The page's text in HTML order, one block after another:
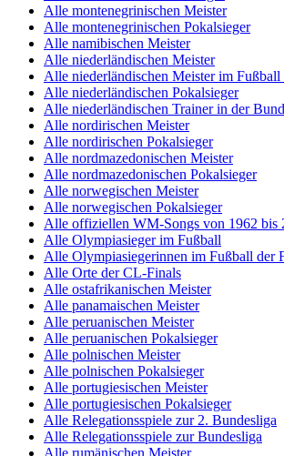
Alle montenegrinischen Meister
Alle montenegrinischen Pokalsieger
Alle namibischen Meister
Alle niederländischen Meister
Alle niederländischen Meister im Fußball
Alle niederländischen Pokalsieger
Alle niederländischen Trainer in der
Alle nordirischen Meister
Alle nordirischen Pokalsieger
Alle nordmazedonischen Meister
Alle nordmazedonischen Pokalsieger
Alle norwegischen Meister
Alle norwegischen Pokalsieger
Alle offiziellen WM-Songs von 1962 bis
Alle Olympiasieger im Fußball
Alle Olympiasiegerinnen im Fußball der
Alle Orte der CL-Finals
Alle ostafrikanischen Meister
Alle panamaischen Meister
Alle peruanischen Meister
Alle peruanischen Pokalsieger
Alle polnischen Meister
Alle polnischen Pokalsieger
Alle portugiesischen Meister
Alle portugiesischen Pokalsieger
Alle Relegationsspiele zur 2. Bundesliga
Alle Relegationsspiele zur Bundesliga
Alle rumänischen Meister